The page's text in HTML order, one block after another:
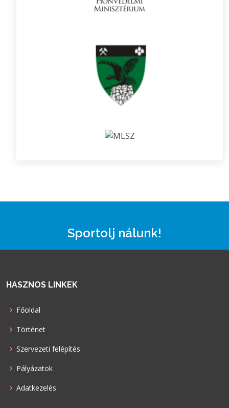
Sportolj nálunk!
HASZNOS LINKEK
Főoldal
Történet
Szervezeti felépítés
Pályázatok
Adatkezelés